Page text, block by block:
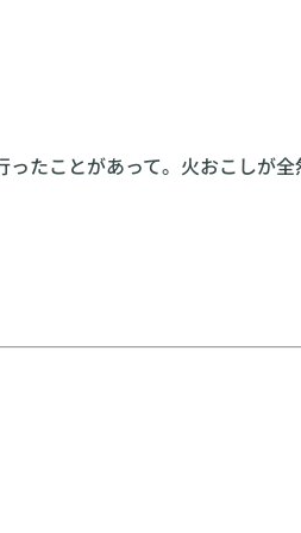
たことがあって。火おこしが